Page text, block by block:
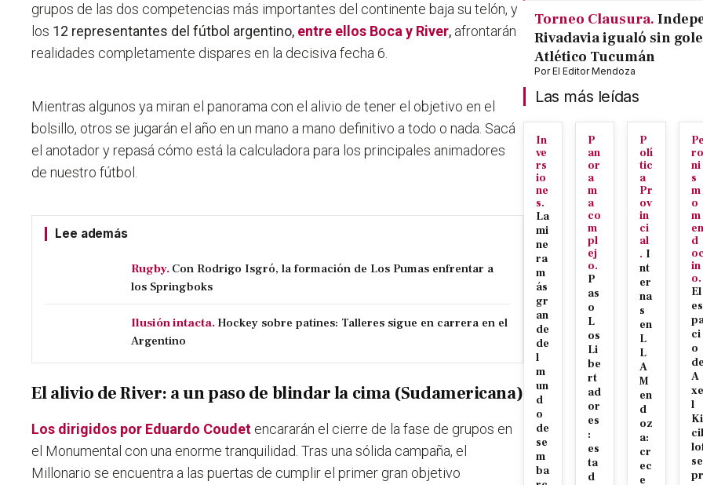
grupos de las dos competencias más importantes del continente baja su telón, y
los 12 representantes del fútbol argentino, entre ellos Boca y River, afrontarán
realidades completamente dispares en la decisiva fecha 6.
Mientras algunos ya miran el panorama con el alivio de tener el objetivo en el
bolsillo, otros se jugarán el año en un mano a mano definitivo a todo o nada. Sacá
el anotador y repasá cómo está la calculadora para los principales animadores
de nuestro fútbol.
Lee además
Rugby. Con Rodrigo Isgró, la formación de Los Pumas enfrentar a
los Springboks
Ilusión intacta. Hockey sobre patines: Talleres sigue en carrera en el
Argentino
El alivio de River: a un paso de blindar la cima (Sudamericana)
Los dirigidos por Eduardo Coudet encararán el cierre de la fase de grupos en
el Monumental con una enorme tranquilidad. Tras una sólida campaña, el
Millonario se encuentra a las puertas de cumplir el primer gran objetivo
Torneo Clausura.
Rivadavia igualó sin
Atlético Tucumán
PorEl Editor Mendoza
Las más leídas
In
ve
rs
io
ne
s.
La
mi
ne
ra
m
ás
gr
an
de
de
l
m
un
d
o
de
se
m
ba
P
an
or
a
m
a
co
m
pl
ej
o.
P
as
o
L
os
Li
be
rt
ad
or
es
:
es
ta
d
P
olí
tic
a
Pr
ov
in
ci
al
. I
nt
er
na
s
en
L
L
A
M
en
d
oz
a:
cr
ec
e
Pe
ro
ni
s
m
o
m
en
d
oc
in
o.
El
es
ci
o
de
A
xe
l
Ki
cil
se
pr